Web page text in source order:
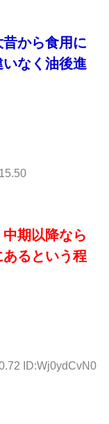
から食用に
なく油後進
期以降なら
るという程
ID:Wj0ydCvN0